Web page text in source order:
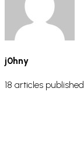
j0hny
18 articles published